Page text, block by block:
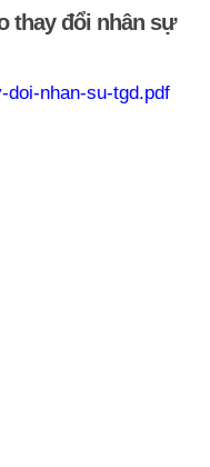
thay đổi nhân sự
doi-nhan-su-tgd.pdf